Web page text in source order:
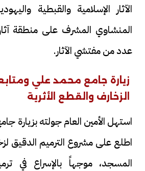
الآثار الإسلامية والقبطية
المنشاوي المشرف على منطقة
عدد من مفتشي الآثار.
زيارة جامع محمد علي
الزخارف والقطع الأثرية
استهل الأمين العام جولته
اطلع على مشروع الترميم الدقيق
المسجد، موجهاً بالإسراع في